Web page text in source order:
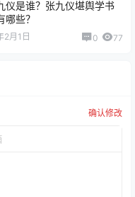
仪是谁？张九仪堪舆学书
哪些？
2月1日 0 77
确认修改